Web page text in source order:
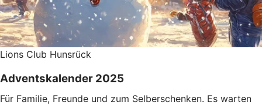
Lions Club Hunsrück
Adventskalender 2025
Für Familie, Freunde und zum Selberschenken. Es warten